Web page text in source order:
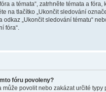
a témata“, zatrhněte témata a fóra,
na tlačítko „Ukončit sledování
odkaz „Ukončit sledování tématu“
fóra“.
fóru povoleny?
může povolit nebo zakázat určité typy